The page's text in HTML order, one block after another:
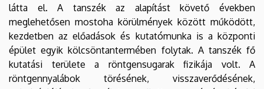
látta el. A tanszék az alapítást követő években
meglehetősen mostoha körülmények között működött,
kezdetben az előadások és kutatómunka is a központi
épület egyik kölcsöntantermében folytak. A tanszék fő
kutatási területe a röntgensugarak fizikája volt. A
röntgennyalábok törésének, visszaverődésének,